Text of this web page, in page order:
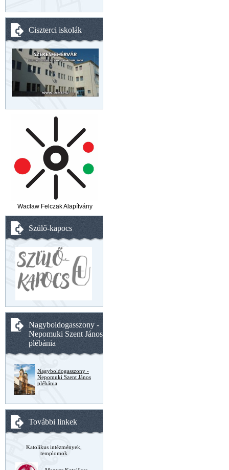
Ciszterci iskolák
Wacław Felczak Alapítvány
Szülő-kapocs
Nagyboldogasszony -
Nepomuki Szent János
plébánia
Nagyboldogasszony -
Nepomuki Szent János
plébánia
További linkek
Katolikus intézmények,
templomok